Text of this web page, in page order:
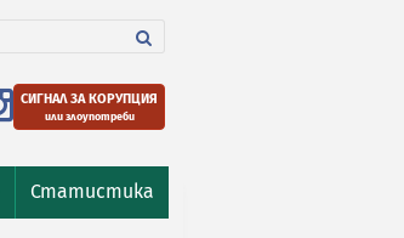
СИГНАЛ ЗА КОРУПЦИЯ
или злоупотреби
Статистика